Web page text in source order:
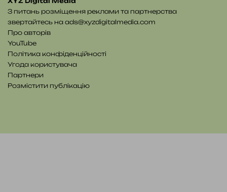
З питань розміщення реклами та партнерства
звертайтесь на ads@xyzdigitalmedia.com
Про авторів
YouTube
Політика конфіденційності
Угода користувача
Партнери
Розмістити публікацію